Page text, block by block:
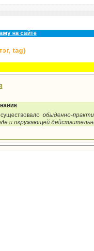
на сайте
tag)
обыденно-
и окружающей